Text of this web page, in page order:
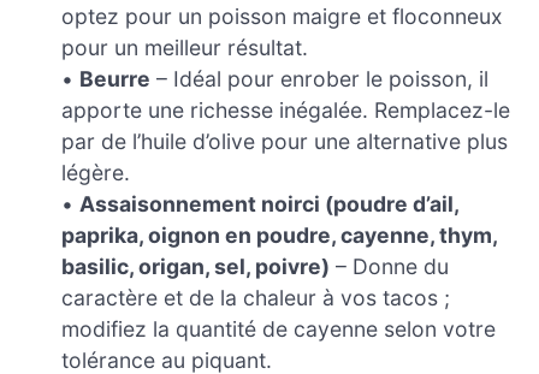
optez pour un poisson maigre et floconneux
pour un meilleur résultat.
• Beurre – Idéal pour enrober le poisson, il
apporte une richesse inégalée. Remplacez-le
par de l’huile d’olive pour une alternative plus
légère.
• Assaisonnement noirci (poudre d’ail,
paprika, oignon en poudre, cayenne, thym,
basilic, origan, sel, poivre) – Donne du
caractère et de la chaleur à vos tacos ;
modifiez la quantité de cayenne selon votre
tolérance au piquant.